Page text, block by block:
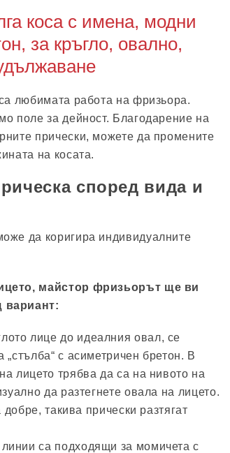
коса с имена, модни
за кръгло, овално,
любимата работа на фризьора.
поле за дейност. Благодарение на
прически, можете да промените
на косата.
според вида и
да коригира индивидуалните
майстор фризьорът ще ви
вариант:
лице до идеалния овал, се
с асиметричен бретон. В
лицето трябва да са на нивото на
да разтегнете овала на лицето.
добре, такива прически разтягат
линии са подходящи за момичета с